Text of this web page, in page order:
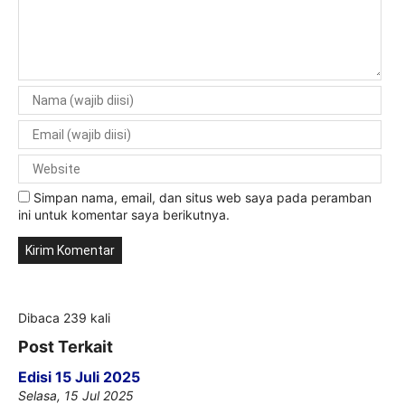
Simpan nama, email, dan situs web saya pada peramban
ini untuk komentar saya berikutnya.
Dibaca 239 kali
Post Terkait
Edisi 15 Juli 2025
Selasa, 15 Jul 2025